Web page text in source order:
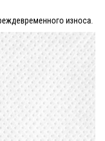
износа.